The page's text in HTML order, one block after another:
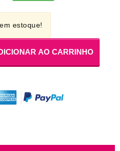
estoque!
AO CARRINHO